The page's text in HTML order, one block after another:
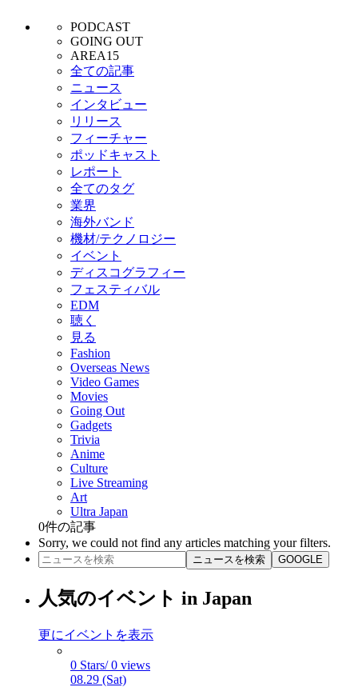
PODCAST
GOING OUT
AREA15
全ての記事
ニュース
インタビュー
リリース
フィーチャー
ポッドキャスト
レポート
全てのタグ
業界
海外バンド
機材/テクノロジー
イベント
ディスコグラフィー
フェスティバル
EDM
聴く
見る
Fashion
Overseas News
Video Games
Movies
Going Out
Gadgets
Trivia
Anime
Culture
Live Streaming
Art
Ultra Japan
0件の記事
Sorry, we could not find any articles matching your filters.
ニュースを検索 GOOGLE
人気のイベント in Japan
更にイベントを表示
0 Stars/ 0 views
08.29 (Sat)